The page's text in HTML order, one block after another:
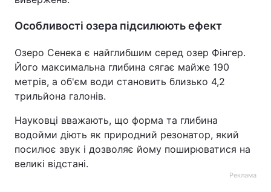
Особливості озера підсилюють ефект
Озеро Сенека є найглибшим серед озер Фінгер.
Його максимальна глибина сягає майже 190
метрів, а об'єм води становить близько 4,2
трильйона галонів.
Науковці вважають, що форма та глибина
водойми діють як природний резонатор, який
посилює звук і дозволяє йому поширюватися на
великі відстані.
Реклама